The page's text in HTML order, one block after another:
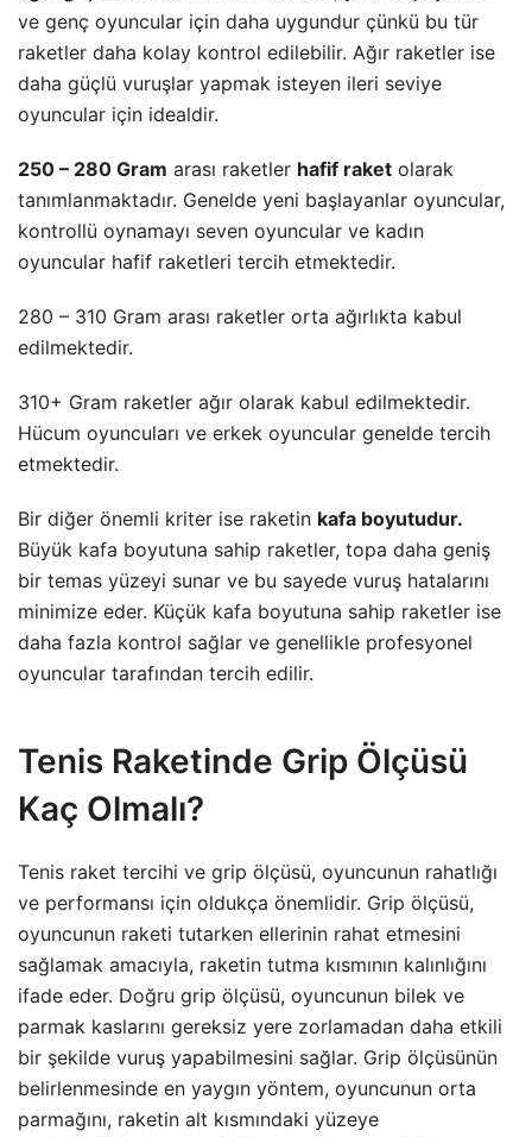
ve genç oyuncular için daha uygundur çünkü bu tür
raketler daha kolay kontrol edilebilir. Ağır raketler ise
daha güçlü vuruşlar yapmak isteyen ileri seviye
oyuncular için idealdir.
250 – 280 Gram arası raketler hafif raket olarak
tanımlanmaktadır. Genelde yeni başlayanlar oyuncular,
kontrollü oynamayı seven oyuncular ve kadın
oyuncular hafif raketleri tercih etmektedir.
280 – 310 Gram arası raketler orta ağırlıkta kabul
edilmektedir.
310+ Gram raketler ağır olarak kabul edilmektedir.
Hücum oyuncuları ve erkek oyuncular genelde tercih
etmektedir.
Bir diğer önemli kriter ise raketin kafa boyutudur.
Büyük kafa boyutuna sahip raketler, topa daha geniş
bir temas yüzeyi sunar ve bu sayede vuruş hatalarını
minimize eder. Küçük kafa boyutuna sahip raketler ise
daha fazla kontrol sağlar ve genellikle profesyonel
oyuncular tarafından tercih edilir.
Tenis Raketinde Grip Ölçüsü
Kaç Olmalı?
Tenis raket tercihi ve grip ölçüsü, oyuncunun rahatlığı
ve performansı için oldukça önemlidir. Grip ölçüsü,
oyuncunun raketi tutarken ellerinin rahat etmesini
sağlamak amacıyla, raketin tutma kısmının kalınlığını
ifade eder. Doğru grip ölçüsü, oyuncunun bilek ve
parmak kaslarını gereksiz yere zorlamadan daha etkili
bir şekilde vuruş yapabilmesini sağlar. Grip ölçüsünün
belirlenmesinde en yaygın yöntem, oyuncunun orta
parmağını, raketin alt kısmındaki yüzeye